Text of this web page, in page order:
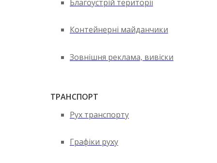
Благоустрій території
Контейнерні майданчики
Зовнішня реклама, вивіски
ТРАНСПОРТ
Рух транспорту
Графіки руху